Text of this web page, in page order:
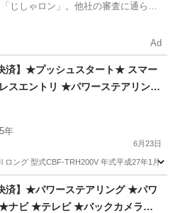
じしゃロン」。他社の審査に通らな
Ad
済】★プッシュスタート★ スマー
スエントリ ★パワーステアリング
ドウ ★ナビ ★テレビ ★バックモ
年
6月23日
ング 型式CBF-TRH200V 年式平成27年1月
エース 200V
済】★パワーステアリング ★パワ
★ナビ ★テレビ ★バックカメラ★